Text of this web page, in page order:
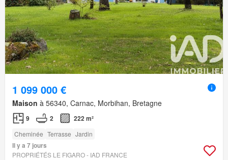
1 099 000 €
Maison à 56340, Carnac, Morbihan, Bretagne
9 2 222 m²
Cheminée Terrasse Jardin
Il y a 7 jours
PROPRIÉTÉS LE FIGARO - IAD FRANCE